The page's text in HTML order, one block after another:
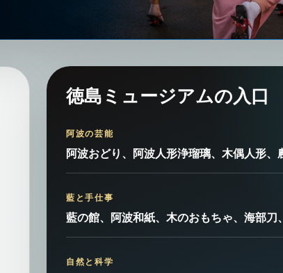
徳島ミュージアムの入口
阿波の芸能
阿波おどり、阿波人形浄瑠璃、木偶人形、
藍と手仕事
藍の館、阿波和紙、木のおもちゃ、海部刀
自然と科学